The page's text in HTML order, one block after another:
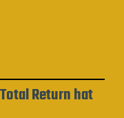
Return hat